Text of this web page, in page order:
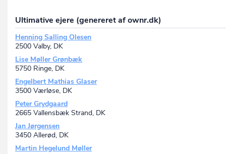
Ultimative ejere (genereret af ownr.dk)
Henning Salling Olesen
2500 Valby, DK
Lise Møller Grønbæk
5750 Ringe, DK
Engelbert Mathias Glaser
3500 Værløse, DK
Peter Grydgaard
2665 Vallensbæk Strand, DK
Jan Jørgensen
3450 Allerød, DK
Martin Hegelund Møller